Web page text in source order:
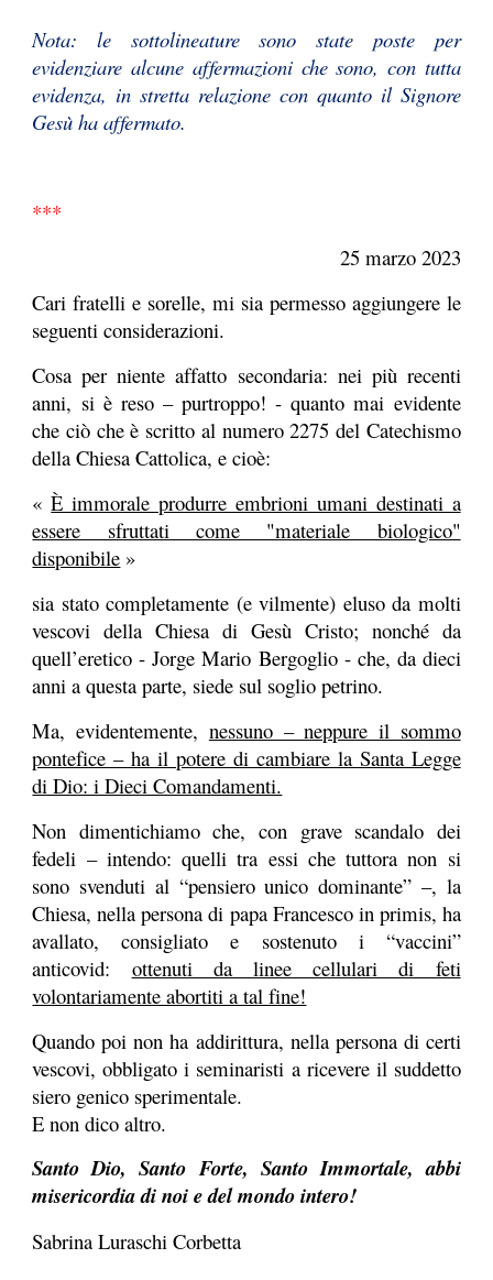
Nota: le sottolineature sono state poste per
evidenziare alcune affermazioni che sono, con tutta
evidenza, in stretta relazione con quanto il Signore
Gesù ha affermato.
***
25 marzo 2023
Cari fratelli e sorelle, mi sia permesso aggiungere le
seguenti considerazioni.
Cosa per niente affatto secondaria: nei più recenti
anni, si è reso – purtroppo! - quanto mai evidente
che ciò che è scritto al numero 2275 del Catechismo
della Chiesa Cattolica, e cioè:
«È immorale produrre embrioni umani destinati a
essere sfruttati come "materiale biologico"
disponibile »
sia stato completamente (e vilmente) eluso da molti
vescovi della Chiesa di Gesù Cristo; nonché da
quell’eretico - Jorge Mario Bergoglio - che, da dieci
anni a questa parte, siede sul soglio petrino.
Ma, evidentemente, nessuno – neppure il sommo
pontefice – ha il potere di cambiare la Santa Legge
di Dio: i Dieci Comandamenti.
Non dimentichiamo che, con grave scandalo dei
fedeli – intendo: quelli tra essi che tuttora non si
sono svenduti al “pensiero unico dominante” –, la
Chiesa, nella persona di papa Francesco in primis, ha
avallato, consigliato e sostenuto i “vaccini”
anticovid: ottenuti da linee cellulari di feti
volontariamente abortiti a tal fine!
Quando poi non ha addirittura, nella persona di certi
vescovi, obbligato i seminaristi a ricevere il suddetto
siero genico sperimentale.
E non dico altro.
Santo Dio, Santo Forte, Santo Immortale, abbi
misericordia di noi e del mondo intero!
Sabrina Luraschi Corbetta